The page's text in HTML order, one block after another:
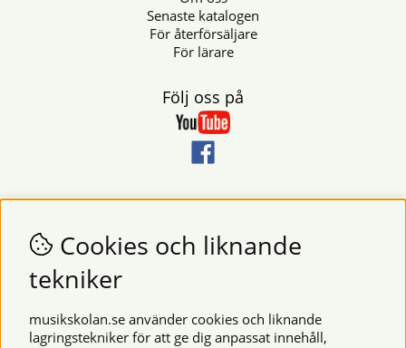
Senaste katalogen
För återförsäljare
För lärare
Följ oss på
Nyhetsbrev
Vill du få nyheter och erbjudanden från oss? Fyll då i din e-
postadress i fältet nedan.
Cookies och liknande
tekniker
musikskolan.se använder cookies och liknande
lagringstekniker för att ge dig anpassat innehåll,